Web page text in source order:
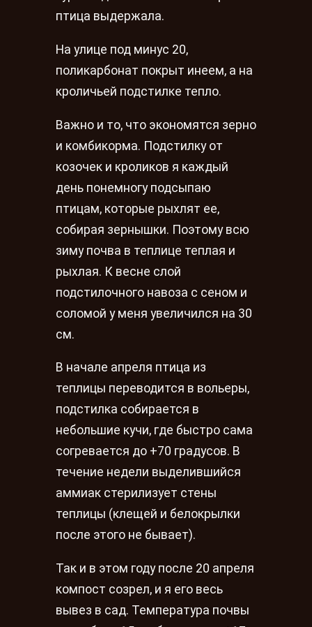
птица выдержала.
На улице под минус 20,
поликарбонат покрыт инеем, а на
кроличьей подстилке тепло.
Важно и то, что экономятся зерно
и комбикорма. Подстилку от
козочек и кроликов я каждый
день понемногу подсыпаю
птицам, которые рыхлят ее,
собирая зернышки. Поэтому всю
зиму почва в теплице теплая и
рыхлая. К весне слой
подстилочного навоза с сеном и
соломой у меня увеличился на 30
см.
В начале апреля птица из
теплицы переводится в вольеры,
подстилка собирается в
небольшие кучи, где быстро сама
согревается до +70 градусов. В
течение недели выделившийся
аммиак стерилизует стены
теплицы (клещей и белокрылки
после этого не бывает).
Так и в этом году после 20 апреля
компост созрел, и я его весь
вывез в сад. Температура почвы